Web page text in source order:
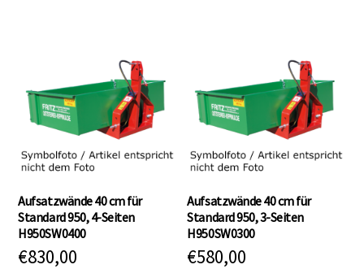
Aufsatzwände 40 cm für
Standard 950, 4-Seiten
H950SW0400
€830,00
Aufsatzwände 40 cm für
Standard 950, 3-Seiten
H950SW0300
€580,00